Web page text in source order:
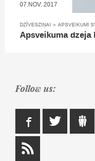
07.NOV, 2017
DZĪVESZIŅAI » APSVEIKUMI
Apsveikuma
Follow us: